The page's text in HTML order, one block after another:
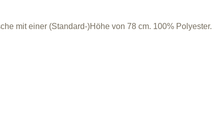
mit einer (Standard-)Höhe von 78 cm. 100% Polyester.